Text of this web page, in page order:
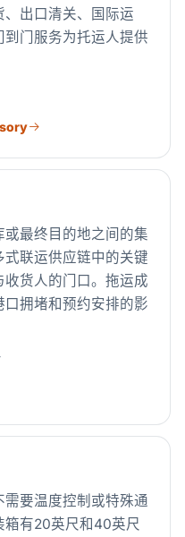
出口清关、国际运
门服务为托运人提供
最终目的地之间的集
联运供应链中的关键
货人的门口。拖运成
拥堵和预约安排的影
要温度控制或特殊通
箱有20英尺和40英尺